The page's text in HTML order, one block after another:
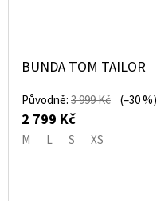
BUNDA TOM TAILOR
Původně:3 999 Kč (–30 %)
2 799 Kč
M L S XS